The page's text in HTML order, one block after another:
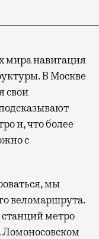
мира навигация
В Москве
свои
и, что более
с
мы
веломаршрута.
станций метро
Ломоносовском